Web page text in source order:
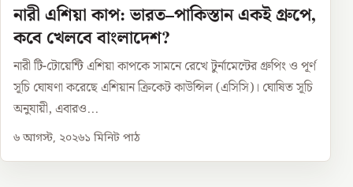
নারী এশিয়া কাপ: ভারত–পাকিস্তান একই গ্রুপে,
কবে খেলবে বাংলাদেশ?
নারী টি-টোয়েন্টি এশিয়া কাপকে সামনে রেখে টুর্নামেন্টের গ্রুপিং ও পূর্ণ
সূচি ঘোষণা করেছে এশিয়ান ক্রিকেট কাউন্সিল (এসিসি)। ঘোষিত সূচি
অনুযায়ী, এবারও...
৬ আগস্ট, ২০২৬১ মিনিট পাঠ